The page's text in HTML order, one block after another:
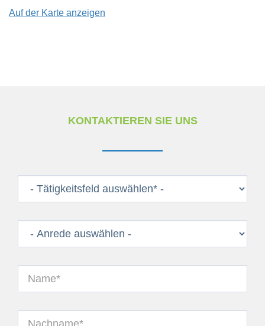
Auf der Karte anzeigen
KONTAKTIEREN SIE UNS